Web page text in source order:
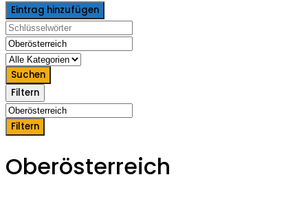
Eintrag hinzufügen
Suchen
Filtern
Filtern
Oberösterreich